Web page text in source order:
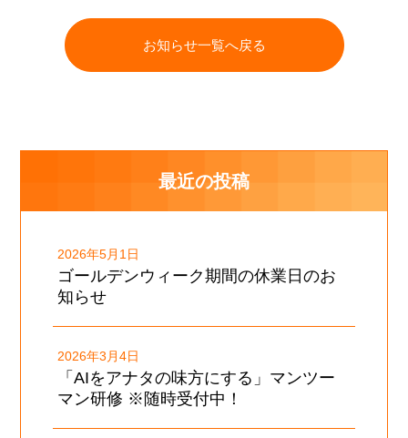
お知らせ一覧へ戻る
最近の投稿
ゴールデンウィーク期間の休業日のお
知らせ
2026年5月1日
「AIをアナタの味方にする」マンツー
マン研修 ※随時受付中！
2026年3月4日